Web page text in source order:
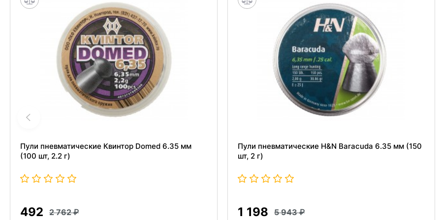
Пули пневматические Квинтор Domed 6.35 мм
(100 шт, 2.2 г)
492 2 762
Пули пневматические H&N Baracuda 6.35 мм (150
шт, 2 г)
1 198 5 943